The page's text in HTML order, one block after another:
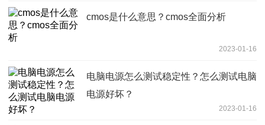
cmos是什么意思？cmos全面分析
2023-01-16
电脑电源怎么测试稳定性？怎么测试电脑
电源好坏？
2023-01-16